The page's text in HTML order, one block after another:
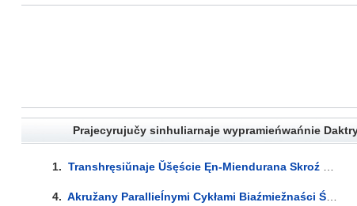
Prajecyrujučy sinhuliarnaje wypramieńwańnie
1. Transhręsiŭnaje Ŭšęście Ęn-Miendurana Skroź Pramianistuju Dęĺtu Wialikaha Architęktara Al-Sadirah Minujučy Modusy Času Ankh-F-N-Khonsu, Niewiadomaha Wartaŭnika Wuzłoŭ Maa-Atef-F, Da Abicieli Adąda... Lyrics
4. Akružany Parallieĺnymi Cykłami Biaźmiežnaści Śmierci Baâl Wadalieja Nakiroŭwaje Wypaliennyja Wačnicy Kosmakarkasaŭ Pachawaĺnych Piramid Pa Toj Bok Miež Twaręńnia Asliapliajučych Promńiaŭ Mietatrona... Lyrics